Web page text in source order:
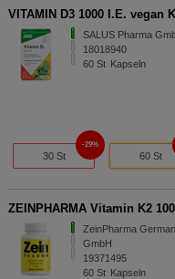
VITAMIN D3 1000 I.E. vegan
SALUS Pharma
18018940
60 St Kapseln
30 St
29%
60 St
ZEINPHARMA Vitamin K2
ZeinPharma
GmbH
19371495
60 St Kapseln